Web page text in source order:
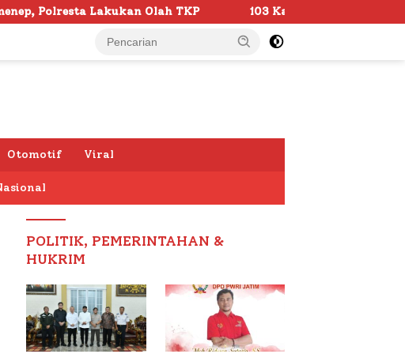
103 Kafilah Siap Ramaikan MTQ KORPRI VIII Nasional
Otomotif Viral
POLITIK, PEMERINTAHAN &
HUKRIM